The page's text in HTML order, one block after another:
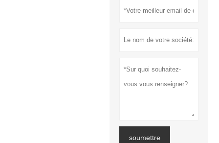
soumettre